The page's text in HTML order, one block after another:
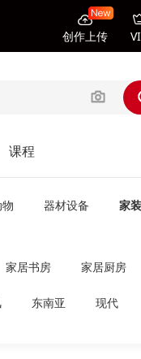
创作上传
课程
器材设备 家
家居书房 家居厨房
东南亚 现代